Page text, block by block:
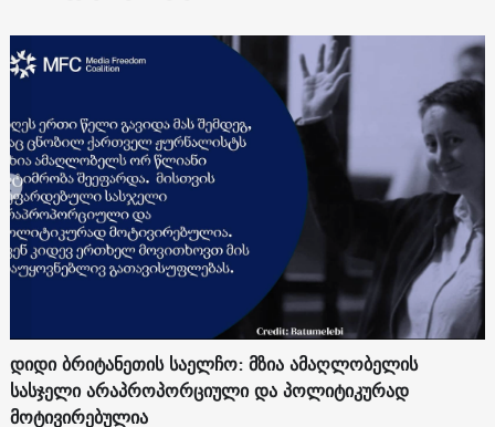
დიდი ბრიტანეთის საელჩო: მზია ამაღლობელის
სასჯელი არაპროპორციული და პოლიტიკურად
მოტივირებულია